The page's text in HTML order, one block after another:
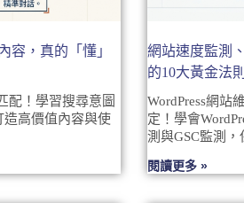
容，真的「懂」
配！學習搜尋意圖
高價值內容與使
網站速度監測
的10大黃金法
WordPress網站
定！學會
測與GSC監測，
閱讀更多 »